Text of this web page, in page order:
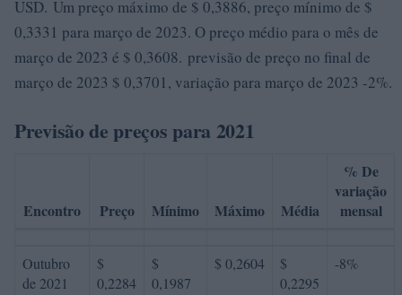
USD. Um preço máximo de $ 0,3886, preço mínimo de $
0,3331 para março de 2023. O preço médio para o mês de
março de 2023 é $ 0,3608. previsão de preço no final de
março de 2023 $ 0,3701, variação para março de 2023 -2%.
Previsão de preços para 2021
Encontro Preço Mínimo Máximo Média
% De
variação
mensal
Outubro
de 2021
$
0,2284
$
0,1987
$ 0,2604
$
0,2295
-8%